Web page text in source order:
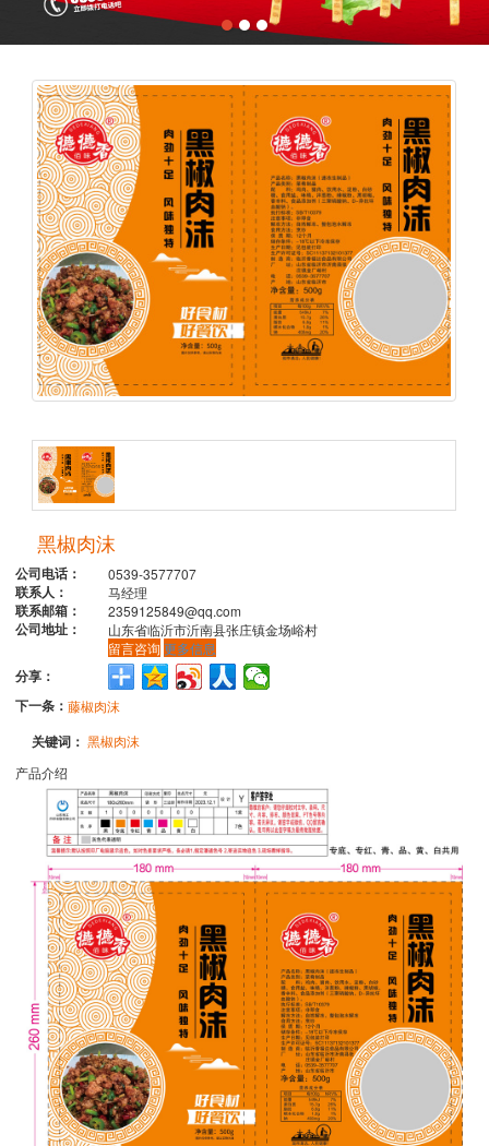
黑椒肉沫
公司电话： 0539-3577707
联系人： 马经理
联系邮箱： 2359125849@qq.com
公司地址：
山东省临沂市沂南县张庄镇金场峪村
留言咨询 更多信息
分享：
下一条：藤椒肉沫
关键词：黑椒肉沫
产品介绍